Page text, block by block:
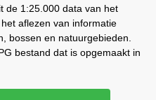
de 1:25.000 data van het
aflezen van informatie
bossen en natuurgebieden.
bestand dat is opgemaakt in